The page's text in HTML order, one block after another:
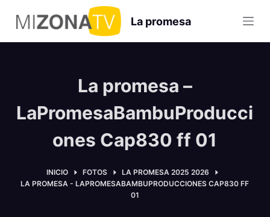
S
a
l
La promesa
La promesa –
LaPromesaBambuProducci
ones Cap830 ff 01
INICIO FOTOS
LA PROMESA 2025 2026
LA PROMESA - LAPROMESABAMBUPRODUCCIONES CAP830 FF
01